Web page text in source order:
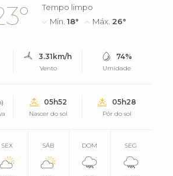
Tempo limpo
Mín.18° Máx. 26°
3.31km/h
Vento
74%
Umidade
05h52
Nascer do sol
05h28
Pôr do sol
SEX SÁB DOM SEG